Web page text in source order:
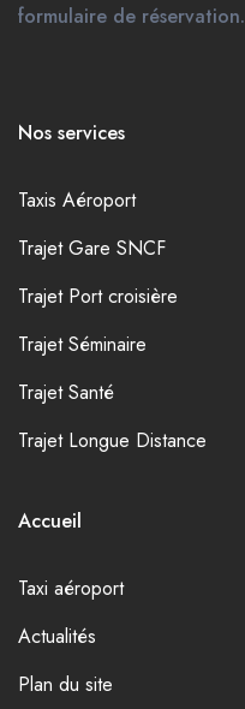
formulaire de réservation.
Nos services
Taxis Aéroport
Trajet Gare SNCF
Trajet Port croisière
Trajet Séminaire
Trajet Santé
Trajet Longue Distance
Accueil
Taxi aéroport
Actualités
Plan du site